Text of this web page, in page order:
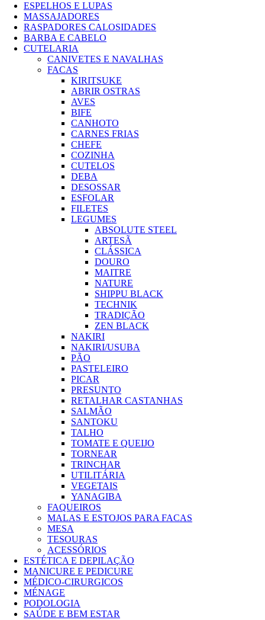
ESPELHOS E LUPAS
MASSAJADORES
RASPADORES CALOSIDADES
BARBA E CABELO
CUTELARIA
CANIVETES E NAVALHAS
FACAS
KIRITSUKE
ABRIR OSTRAS
AVES
BIFE
CANHOTO
CARNES FRIAS
CHEFE
COZINHA
CUTELOS
DEBA
DESOSSAR
ESFOLAR
FILETES
LEGUMES
ABSOLUTE STEEL
ARTESÃ
CLÁSSICA
DOURO
MAITRE
NATURE
SHIPPU BLACK
TECHNIK
TRADIÇÃO
ZEN BLACK
NAKIRI
NAKIRI/USUBA
PÃO
PASTELEIRO
PICAR
PRESUNTO
RETALHAR CASTANHAS
SALMÃO
SANTOKU
TALHO
TOMATE E QUEIJO
TORNEAR
TRINCHAR
UTILITÁRIA
VEGETAIS
YANAGIBA
FAQUEIROS
MALAS E ESTOJOS PARA FACAS
MESA
TESOURAS
ACESSÓRIOS
ESTÉTICA E DEPILAÇÃO
MANICURE E PEDICURE
MÉDICO-CIRURGICOS
MÉNAGE
PODOLOGIA
SAÚDE E BEM ESTAR